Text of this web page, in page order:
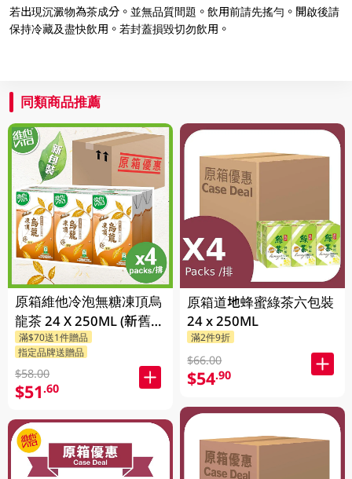
若出現沉澱物為茶成分。並無品質間題。飲用前請先搖勻。開啟後請
保持冷藏及盡快飲用。若封蓋損毀切勿飲用。
同類商品推薦
原箱維他冷泡無糖凍頂烏
龍茶 24 X 250ML (新舊包
裝隨機發貨)
滿$70送1件贈品
指定品牌送贈品
$58.00
$51.60
原箱道地蜂蜜綠茶六包裝
24 x 250ML
滿2件9折
$66.00
$54.90